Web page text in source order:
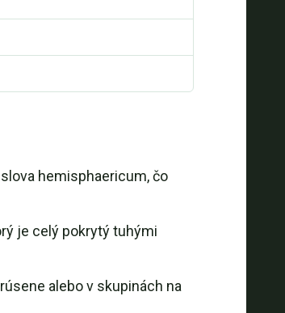
hemisphaericum, čo
je celý pokrytý tuhými
alebo v skupinách na